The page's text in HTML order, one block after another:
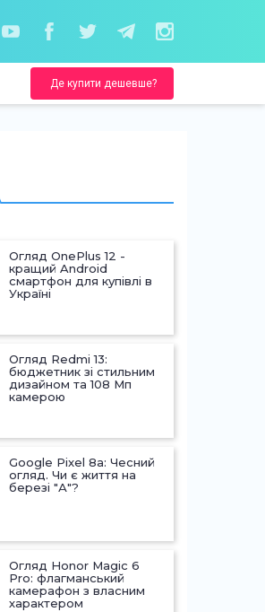
Де купити дешевше?
Огляд OnePlus 12 -
кращий Android
смартфон для купівлі в
Україні
Огляд Redmi 13:
бюджетник зі стильним
дизайном та 108 Мп
камерою
Google Pixel 8a: Чесний
огляд. Чи є життя на
березі "А"?
Огляд Honor Magic 6
Pro: флагманський
камерафон з власним
характером